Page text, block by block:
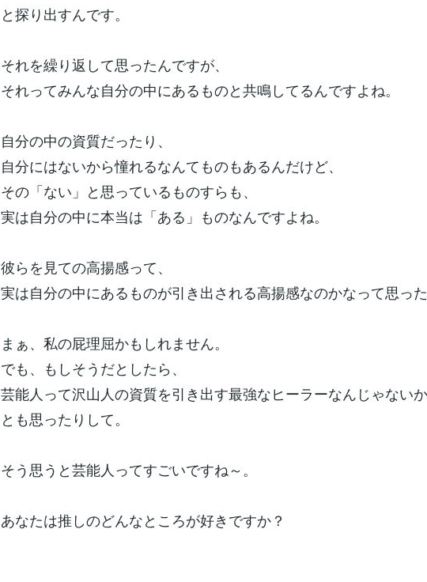
と探り出すんです。
それを繰り返して思ったんですが、
それってみんな自分の中にあるものと共鳴してるんですよね。
自分の中の資質だったり、
自分にはないから憧れるなんてものもあるんだけど、
その「ない」と思っているものすらも、
実は自分の中に本当は「ある」ものなんですよね。
彼らを見ての高揚感って、
実は自分の中にあるものが引き出される高揚感なのかなって思った
まぁ、私の屁理屈かもしれません。
でも、もしそうだとしたら、
芸能人って沢山人の資質を引き出す最強なヒーラーなんじゃない
とも思ったりして。
そう思うと芸能人ってすごいですね～。
あなたは推しのどんなところが好きですか？